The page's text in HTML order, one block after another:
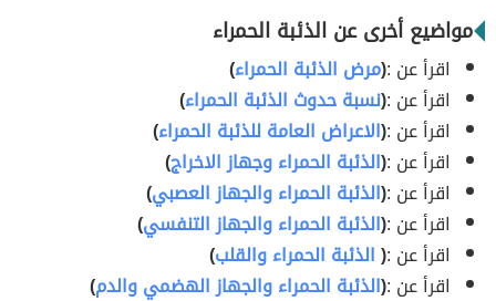
مواضيع أخرى عن الذئبة الحمراء
اقرأ عن :(مرض الذئبة الحمراء)
اقرأ عن :(نسبة حدوث الذئبة الحمراء)
اقرأ عن :(الاعراض العامة للذئبة الحمراء)
اقرأ عن :(الذئبة الحمراء وجهاز الاخراج)
اقرأ عن :(الذئبة الحمراء والجهاز العصبي)
اقرأ عن :(الذئبة الحمراء والجهاز التنفسي)
اقرأ عن :(الذئبة الحمراء والقلب)
اقرأ عن :(الذئبة الحمراء والجهاز الهضمي والدم)